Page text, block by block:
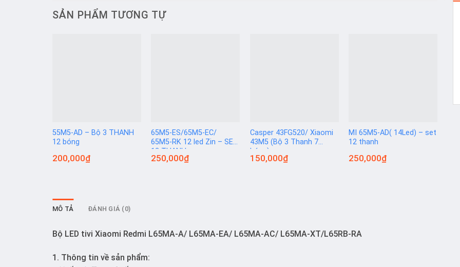
SẢN PHẨM TƯƠNG TỰ
55M5-AD – Bộ 3 THANH
12 bóng
200,000₫
65M5-ES/65M5-EC/
65M5-RK 12 led Zin – SET
12 THANH
250,000₫
Casper 43FG520/ Xiaomi
43M5 (Bộ 3 Thanh 7
bóng)
150,000₫
MI 65M5-AD( 14Led) – set
12 thanh
250,000₫
MÔ TẢ ĐÁNH GIÁ (0)
Bộ LED tivi Xiaomi Redmi L65MA-A/ L65MA-EA/ L65MA-AC/ L65MA-XT/L65RB-RA
1. Thông tin về sản phẩm: